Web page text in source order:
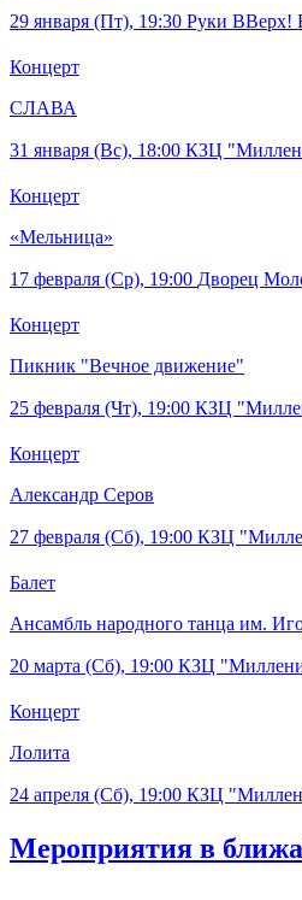
29 января (Пт), 19:30 Руки ВВерх!
Концерт
СЛАВА
31 января (Вс), 18:00 КЗЦ
Концерт
«Мельница»
17 февраля (Ср), 19:00 Дворец
Концерт
Пикник "Вечное движение"
25 февраля (Чт), 19:00 КЗЦ
Концерт
Александр Серов
27 февраля (Сб), 19:00 КЗЦ
Балет
Ансамбль народного танца им.
20 марта (Сб), 19:00 КЗЦ
Концерт
Лолита
24 апреля (Сб), 19:00 КЗЦ
Мероприятия в